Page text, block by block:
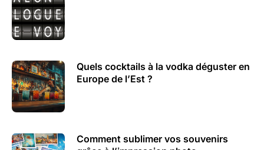
Quels cocktails à la vodka déguster en
Europe de l’Est ?
Comment sublimer vos souvenirs